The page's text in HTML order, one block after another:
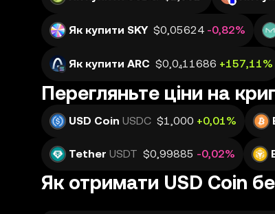
Як купити SKY $0,05624 -0,82%
Як купити ARC $0,0₄11686 +157,11%
Перегляньте ціни на
USD Coin USDC $1,000 +0,01%
Tether USDT $0,99885 -0,02%
Як отримати USD Coin